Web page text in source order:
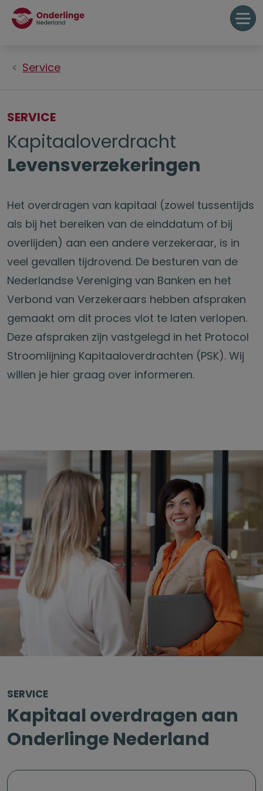
Service
SERVICE
Kapitaaloverdracht
Levensverzekeringen
Het overdragen van kapitaal (zowel tussentijds
als bij het bereiken van de einddatum of bij
overlijden) aan een andere verzekeraar, is in
veel gevallen tijdrovend. De besturen van de
Nederlandse Vereniging van Banken en het
Verbond van Verzekeraars hebben afspraken
gemaakt om dit proces vlot te laten verlopen.
Deze afspraken zijn vastgelegd in het Protocol
Stroomlijning Kapitaaloverdrachten (PSK). Wij
willen je hier graag over informeren.
SERVICE
Kapitaal overdragen aan
Onderlinge Nederland